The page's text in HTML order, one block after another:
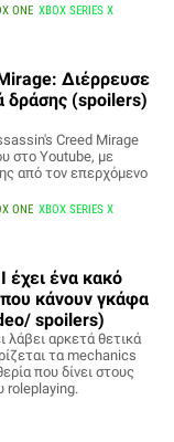
ONE XBOX SERIES X
Διέρρευσε
δράσης (spoilers)
Creed Mirage
στο Youtube, με
από τον επερχόμενο
ONE XBOX SERIES X
έχει ένα κακό
κάνουν γκάφα
spoilers)
λάβει αρκετά θετικά
τα mechanics
που δίνει στους
roleplaying.